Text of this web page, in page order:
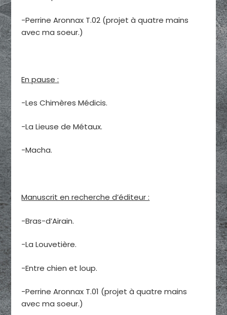
-Perrine Aronnax T.02 (projet à quatre mains
avec ma soeur.)
En pause :
-Les Chimères Médicis.
-La Lieuse de Métaux.
-Macha.
Manuscrit en recherche d’éditeur :
-Bras-d’Airain.
-La Louvetière.
-Entre chien et loup.
-Perrine Aronnax T.01 (projet à quatre mains
avec ma soeur.)